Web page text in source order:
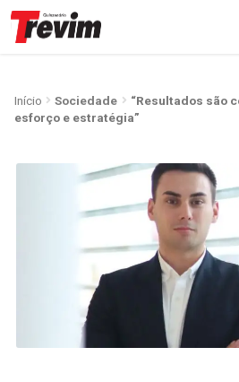
Início Sociedade
“Resultados são
esforço e estratégia”